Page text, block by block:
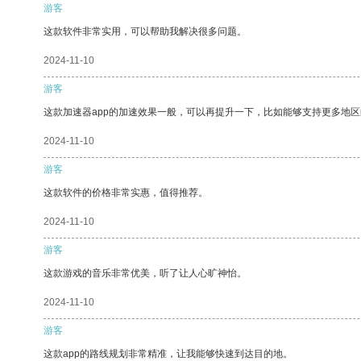
游客
这款软件非常实用，可以帮助我解决很多问题。
2024-11-10
游客
这款加速器app的加速效果一般，可以再提升一下，比如能够支持更多地区
2024-11-10
游客
这款软件的价格非常实惠，值得推荐。
2024-11-10
游客
这款游戏的音乐非常优美，听了让人心旷神怡。
2024-11-10
游客
这款app的路线规划非常精准，让我能够快速到达目的地。